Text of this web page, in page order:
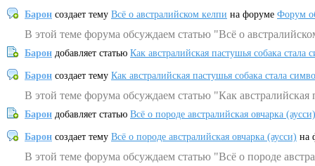
Барон создает тему Всё о австралийском келпи на форуме Форум
В этой теме форума обсуждаем статью "Всё о
Барон добавляет статью Как австралийская пастушья собака
Барон создает тему Как австралийская пастушья собака стала
В этой теме форума обсуждаем статью "Как
Барон добавляет статью Всё о породе австралийская овчарка (аусси)
Барон создает тему Всё о породе австралийская овчарка (аусси) на
В этой теме форума обсуждаем статью "Всё о породе